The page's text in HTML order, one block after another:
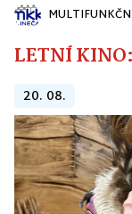
LETNÍ
20. 08.